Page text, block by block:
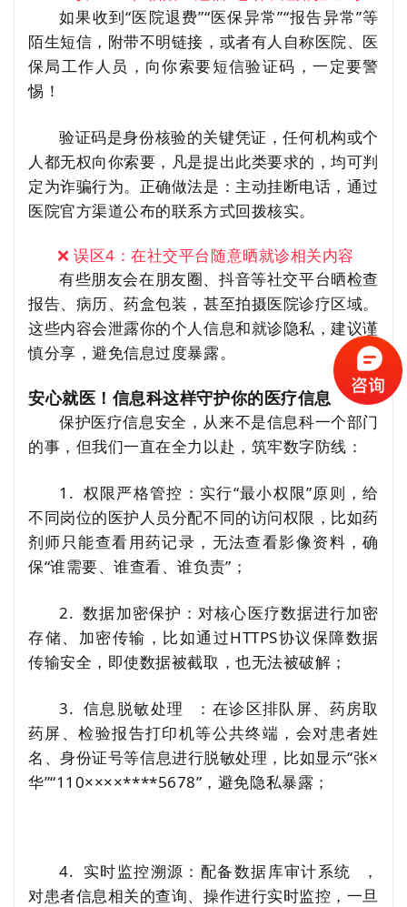
如果收到“医院退费”“医保异常”“报告异常”等
陌生短信，附带不明链接，或者有人自称医院、医
保局工作人员，向你索要短信验证码，一定要警
惕！
验证码是身份核验的关键凭证，任何机构或个
人都无权向你索要，凡是提出此类要求的，均可判
定为诈骗行为。正确做法是：主动挂断电话，通过
医院官方渠道公布的联系方式回拨核实。
❌ 误区4：在社交平台随意晒就诊相关内容
有些朋友会在朋友圈、抖音等社交平台晒检查
报告、病历、药盒包装，甚至拍摄医院诊疗区域。
这些内容会泄露你的个人信息和就诊隐私，建议谨
慎分享，避免信息过度暴露。
安心就医！信息科这样守护你的医疗信息
保护医疗信息安全，从来不是信息科一个部门
的事，但我们一直在全力以赴，筑牢数字防线：
1. 权限严格管控：实行“最小权限”原则，给
不同岗位的医护人员分配不同的访问权限，比如药
剂师只能查看用药记录，无法查看影像资料，确
保“谁需要、谁查看、谁负责”；
2. 数据加密保护：对核心医疗数据进行加密
存储、加密传输，比如通过HTTPS协议保障数据
传输安全，即使数据被截取，也无法被破解；
3. 信息脱敏处理
：在诊区排队屏、药房取
药屏、检验报告打印机等公共终端，会对患者姓
名、身份证号等信息进行脱敏处理，比如显示“张×
华”“110××××****5678”，避免隐私暴露；
4. 实时监控溯源：配备数据库审计系统
，
对患者信息相关的查询、操作进行实时监控，一旦